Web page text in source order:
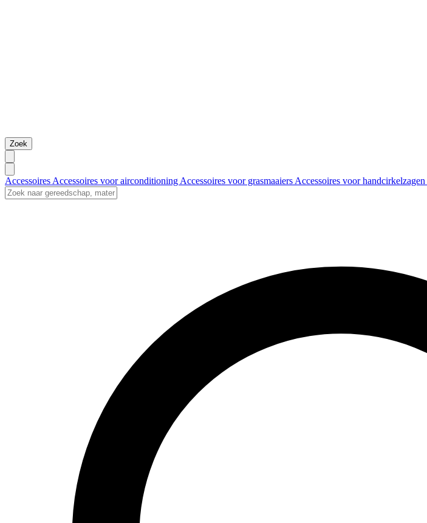
Zoek
Accessoires Accessoires voor airconditioning Accessoires voor grasmaaiers Accessoires voor handcirkelzagen